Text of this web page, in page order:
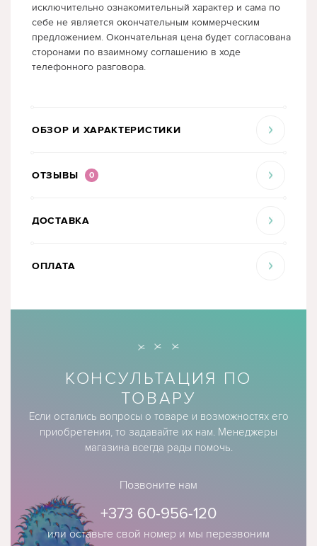
исключительно ознакомительный характер и сама по
себе не является окончательным коммерческим
предложением. Окончательная цена будет согласована
сторонами по взаимному соглашению в ходе
телефонного разговора.
ОБЗОР И ХАРАКТЕРИСТИКИ
ОТЗЫВЫ 0
ДОСТАВКА
ОПЛАТА
КОНСУЛЬТАЦИЯ ПО
ТОВАРУ
Если остались вопросы о товаре и возможностях его
приобретения, то задавайте их нам. Менеджеры
магазина всегда рады помочь.
Позвоните нам
или оставьте свой номер и мы перезвоним
+373 60-956-120